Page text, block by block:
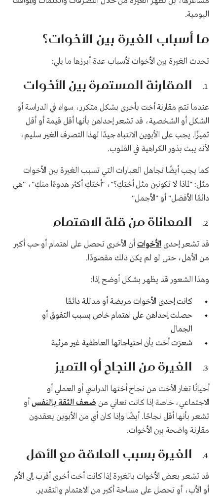
اليومية.
ما أسباب الغيرة بين الأخوات؟
تحدث الغيرة بين الأخوات لأسباب عدة أبرزها ما يلي:
المقارنة المستمرة بين الأخوات
عندما تتم مقارنة أخت بأخرى بشكل متكرر، سواء في الدراسة أو
الشكل أو الشخصية، قد تشعر إحداهن بأنها أقل قيمة أو أقل
تميزًا. يجب على الأبوين الانتباه جيدًا لهذا التصرف الغير سليم،
لأنه يبث بذور الكراهية في القلوب.
كما يجب أيضًا تجاهل العبارات التي تسبب الغيرة بين الأخوات
مثل: "لماذا لا تكونين مثل أختكِ؟"، "أختكِ أكثر هدوءًا منكِ"، "هي
دائمًا الأفضل" أو "الأجمل"
المعاناة من قلة الاهتمام
قد تشعر إحدى الأخوات أن الأخرى تحصل على اهتمام أو حب أكبر
من الأهل، حتى لو لم يكن ذلك مقصودًا.
وهذا الشعور قد يظهر بشكل أوضح إذا:
كانت إحدى الأخوات مريضة أو مدللة دائمًا
حصلت إحداهن على اهتمام خاص بسبب التفوق أو
الجمال
شعرَت أخت بأن احتياجاتها العاطفية غير مرئية
الغيرة من النجاح أو التميز
أحيانًا تغار الأخت من نجاح أختها الدراسي أو العملي أو
الاجتماعي، خاصة إذا كانت تعاني من ضعف الثقة بالنفس أو
تشعر بأنها أقل نجاحًا. أيضًا وإذا كان أي من الأبوين يعقدون
مقارنة واضحة بين الأخوات.
الغيرة بسبب العلاقة مع الأهل
قد تشعر بعض الأخوات بالغيرة إذا كانت أخت أخرى أقرب إلى الأم
أو الأب، أو تحصل على مساحة أكبر من الاهتمام والتقدير.